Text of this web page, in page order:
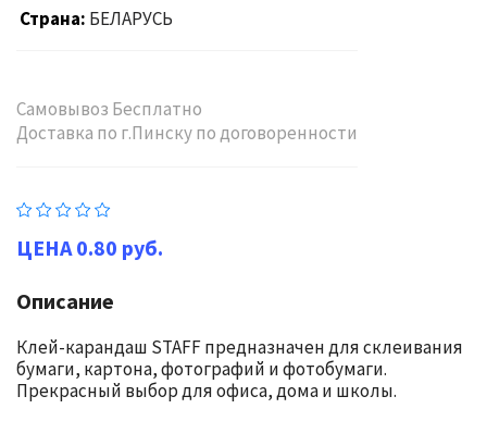
Страна БЕЛАРУСЬ
Самовывоз Бесплатно
Доставка по г.Пинску по договоренности
0.80 руб.
Описание
Клей-карандаш STAFF предназначен для склеивания
бумаги, картона, фотографий и фотобумаги.
Прекрасный выбор для офиса, дома и школы.